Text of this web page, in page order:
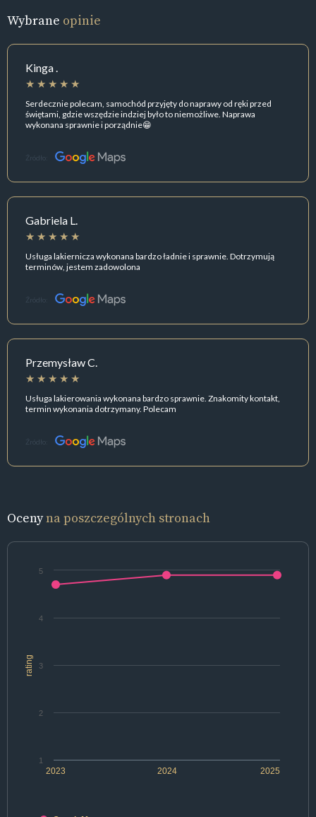
Wybrane opinie
Kinga .
Serdecznie polecam, samochód przyjęty do naprawy od ręki przed
świętami, gdzie wszędzie indziej było to niemożliwe. Naprawa
wykonana sprawnie i porządnie😁
Źródło:
Gabriela L.
Usługa lakiernicza wykonana bardzo ładnie i sprawnie. Dotrzymują
terminów, jestem zadowolona
Źródło:
Przemysław C.
Usługa lakierowania wykonana bardzo sprawnie. Znakomity kontakt,
termin wykonania dotrzymany. Polecam
Źródło:
Ocenyna poszczególnych stronach
rating
2023 2024 2025
1
2
3
4
5